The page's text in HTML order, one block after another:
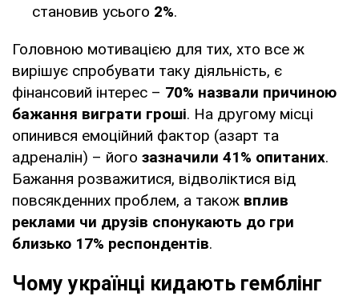
становив усього 2%.
Головною мотивацією для тих, хто все ж
вирішує спробувати таку діяльність, є
фінансовий інтерес – 70% назвали причиною
бажання виграти гроші. На другому місці
опинився емоційний фактор (азарт та
адреналін) – його зазначили 41% опитаних.
Бажання розважитися, відволіктися від
повсякденних проблем, а також вплив
реклами чи друзів спонукають до гри
близько 17% респондентів.
Чому українці кидають гемблінг